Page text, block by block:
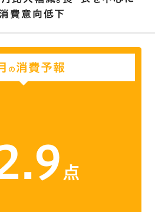
費意向低下
の消費予報
点